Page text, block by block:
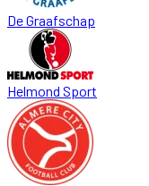
De Graafschap
Helmond Sport